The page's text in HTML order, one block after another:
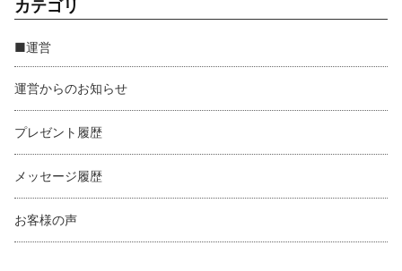
カテゴリ
■運営
運営からのお知らせ
プレゼント履歴
メッセージ履歴
お客様の声